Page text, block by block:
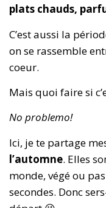
plats chauds,
C’est aussi la
on se rassemble
coeur.
Mais quoi faire si
No problemo!
Ici, je te partage
l’automne. Elles
monde, végé ou
secondes. Donc